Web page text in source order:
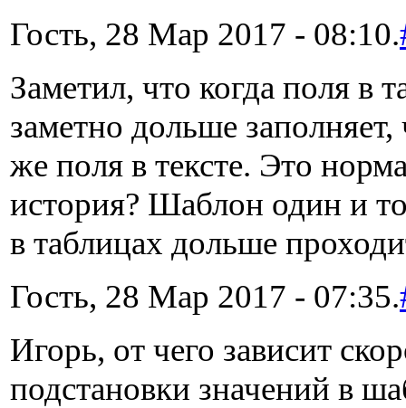
Гость, 28 Мар 2017 - 08:10.
Заметил, что когда поля в
заметно дольше заполняет,
же поля в тексте. Это
история? Шаблон один и
в таблицах дольше
Гость, 28 Мар 2017 - 07:35.
Игорь, от чего зависит
подстановки значений в